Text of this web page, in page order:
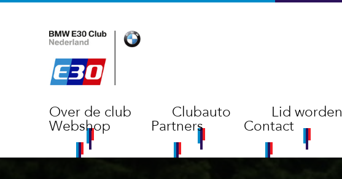
Over de club Clubauto Lid worden
Webshop Partners Contact